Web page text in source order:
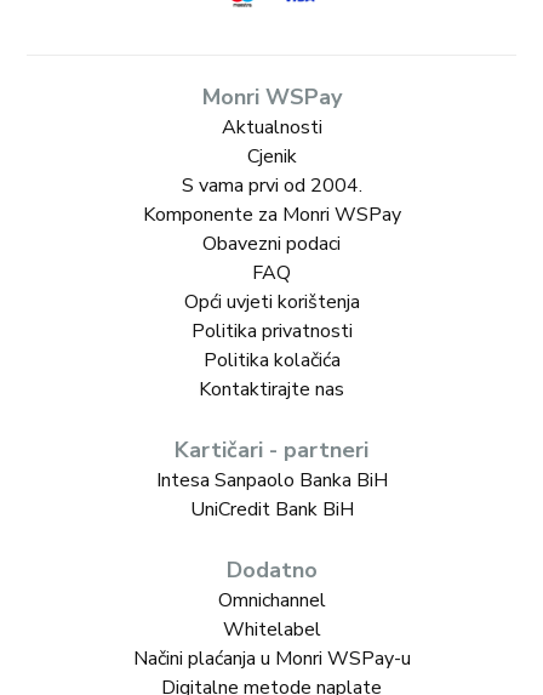
Monri WSPay
Aktualnosti
Cjenik
S vama prvi od 2004.
Komponente za Monri WSPay
Obavezni podaci
FAQ
Opći uvjeti korištenja
Politika privatnosti
Politika kolačića
Kontaktirajte nas
Kartičari - partneri
Intesa Sanpaolo Banka BiH
UniCredit Bank BiH
Dodatno
Omnichannel
Whitelabel
Načini plaćanja u Monri WSPay-u
Digitalne metode naplate